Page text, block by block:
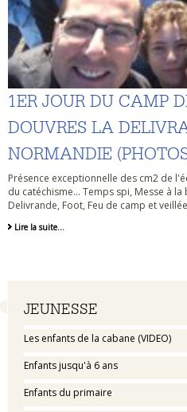
Navigation
JEUNESSE
Les enfants de la cabane (VIDEO)
Enfants jusqu'à 6 ans
Enfants du primaire
1ER JOUR DU CAMP
DOUVRES LA
NORMANDIE
Présence exceptionnelle des cm2 de
du catéchisme... Temps spi, Messe à
Delivrande, Foot, Feu de camp et veillée
Lire la suite…